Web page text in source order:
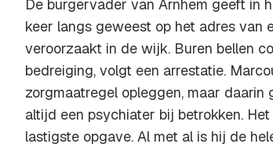
De burgervader van Arnhem geeft in
keer langs geweest op het adres van
veroorzaakt in de wijk. Buren bellen
bedreiging, volgt een arrestatie.
zorgmaatregel opleggen, maar
altijd een psychiater bij betrokken.
lastigste opgave. Al met al is hij de